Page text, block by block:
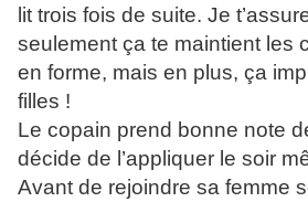
lit trois fois de suite. Je
seulement ça te maintient les
en forme, mais en plus, ça
filles !
Le copain prend bonne note
décide de l’appliquer le soir
Avant de rejoindre sa femme